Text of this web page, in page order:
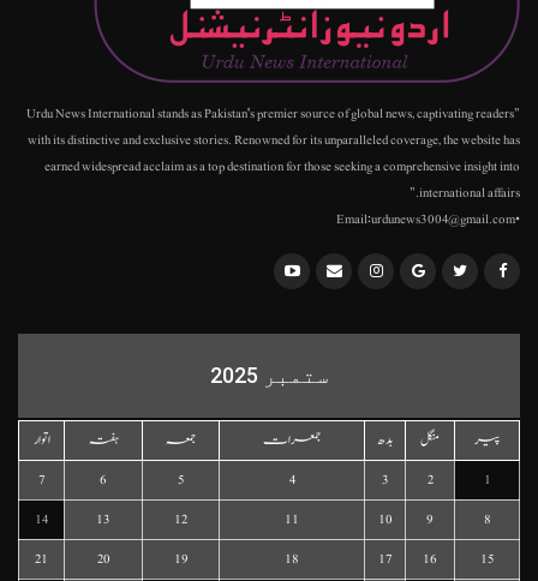
"Urdu News International stands as Pakistan's premier source of global news, captivating readers
with its distinctive and exclusive stories. Renowned for its unparalleled coverage, the website has
earned widespread acclaim as a top destination for those seeking a comprehensive insight into
international affairs."
•Email:urdunews3004@gmail.com
ستمبر 2025
پیر منگل بدھ جمعرات جمعہ ہفتہ
اتوار
1
2
3
4
5
6
7
8
9
10
11
12
13
14
15
16
17
18
19
20
21